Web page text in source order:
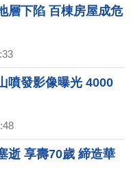
層下陷 百棟房屋成危
噴發影像曝光 4000
逝 享壽70歲 締造華